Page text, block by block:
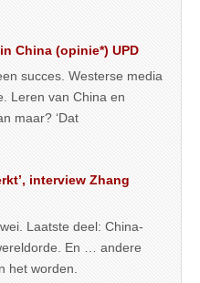
China (opinie*) UPD
succes. Westerse media
Leren van China en
maar? ‘Dat
interview Zhang
Laatste deel: China-
En … andere
het worden.